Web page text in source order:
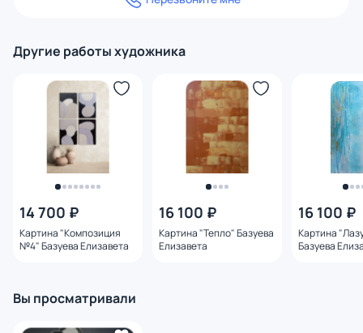
Другие работы художника
14 700 ₽
Картина "‎Композиция
№4" Базуева Елизавета
16 100 ₽
Картина "Тепло‎" Базуева
Елизавета
16 100 ₽
Картина
Базуева
Вы просматривали